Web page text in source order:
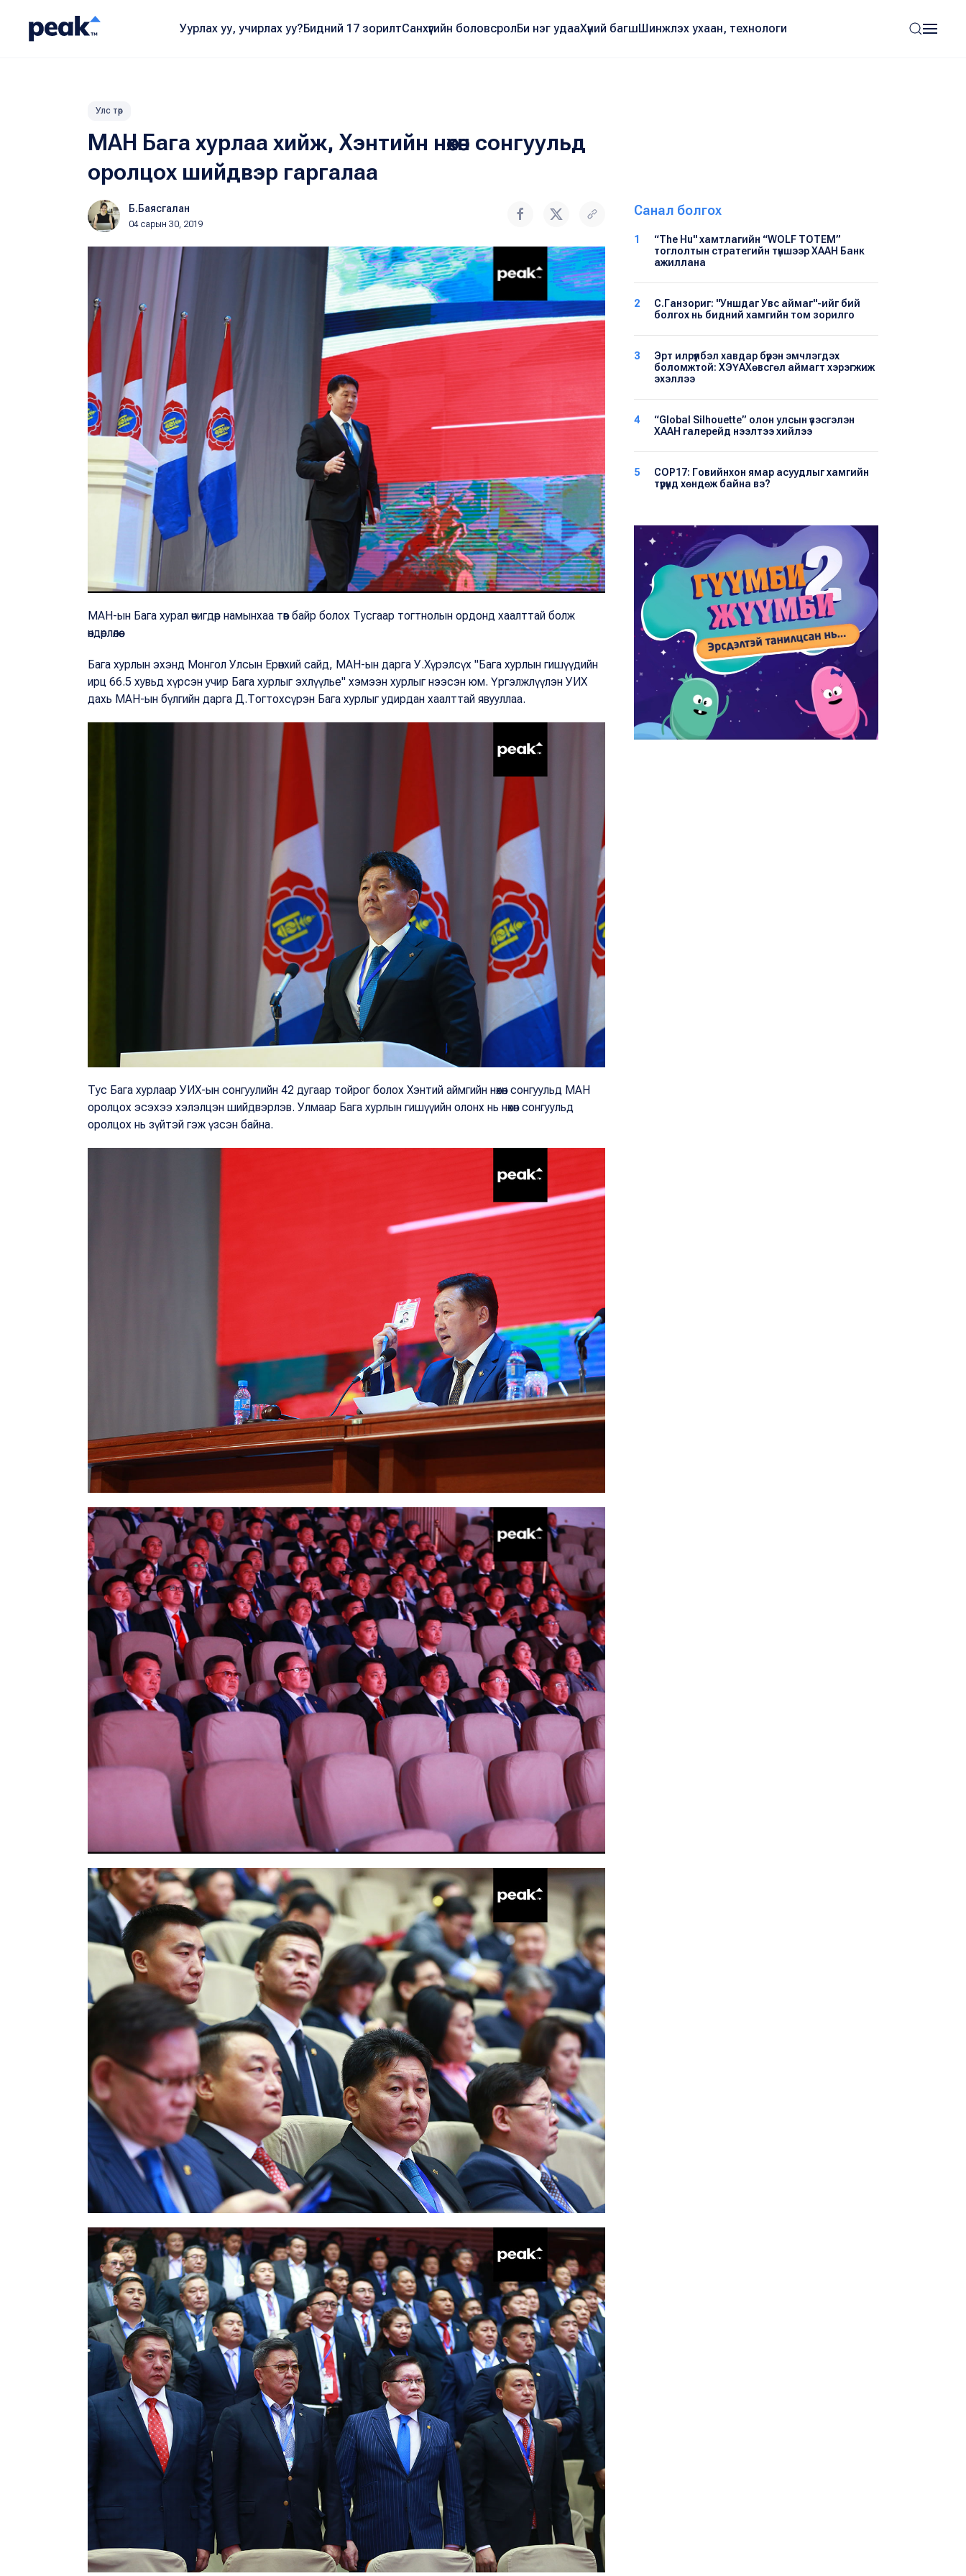
Уурлах уу, учирлах уу?Бидний 17 зорилтСанхүүгийн боловсролБи нэг удааХүний багшШинжлэх ухаан, технологи
Улс төр
МАН Бага хурлаа хийж, Хэнтийн нөхөн сонгуульд
оролцох шийдвэр гаргалаа
Б.Баясгалан
04 сарын 30, 2019
МАН-ын Бага хурал өчигдөр намынхаа төв байр болох Тусгаар тогтнолын ордонд хаалттай болж
өндөрлөлөө.
Бага хурлын эхэнд Монгол Улсын Ерөнхий сайд, МАН-ын дарга У.Хүрэлсүх "Бага хурлын гишүүдийн
ирц 66.5 хувьд хүрсэн учир Бага хурлыг эхлүүлье" хэмээн хурлыг нээсэн юм. Үргэлжлүүлэн УИХ
дахь МАН-ын бүлгийн дарга Д.Тогтохсүрэн Бага хурлыг удирдан хаалттай явууллаа.
Тус Бага хурлаар УИХ-ын сонгуулийн 42 дугаар тойрог болох Хэнтий аймгийн нөхөн сонгуульд МАН
оролцох эсэхээ хэлэлцэн шийдвэрлэв. Улмаар Бага хурлын гишүүийн олонх нь нөхөн сонгуульд
оролцох нь зүйтэй гэж үзсэн байна.
Санал болгох
1
“The Hu" хамтлагийн “WOLF TOTEM”
тоглолтын стратегийн түншээр ХААН Банк
ажиллана
2
С.Ганзориг: "Уншдаг Увс аймаг"-ийг бий
болгох нь бидний хамгийн том зорилго
3
Эрт илрүүлбэл хавдар бүрэн эмчлэгдэх
боломжтой: ХЭҮА​Хөвсгөл аймагт хэрэгжиж
эхэллээ
4
“Global Silhouette” олон улсын үзэсгэлэн
ХААН галерейд нээлтээ хийлээ
5
COP17: Говийнхон ямар асуудлыг хамгийн
түрүүнд хөндөж байна вэ?